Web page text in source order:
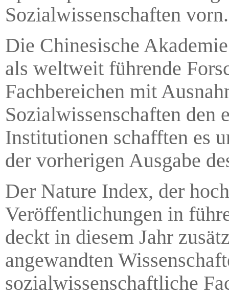
Sozialwissenschaften vorn.
Die Chinesische
als weltweit führende
Fachbereichen mit
Sozialwissenschaften den
Institutionen schafften es
der vorherigen Ausgabe
Der Nature Index, der
Veröffentlichungen in
deckt in diesem Jahr
angewandten
sozialwissenschaftliche